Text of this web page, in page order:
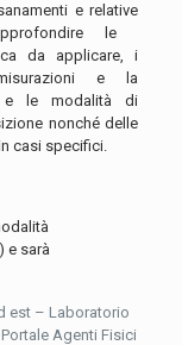
e relative
le
da applicare, i
e la
e le modalità di
nonché delle
casi specifici.
e sarà
est – Laboratorio
Agenti Fisici